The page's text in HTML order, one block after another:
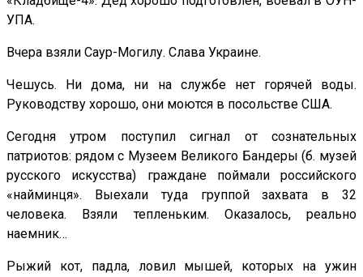
УПА.
Вчера взяли Саур-Могилу. Слава Украине.
Чешусь. Ни дома, ни на службе нет горячей воды.
Руководству хорошо, они моются в посольстве США.
Сегодня утром поступил сигнал от сознательных
патриотов: рядом с Музеем Великого Бандеры (б. музей
русского искусства) граждане поймали российского
«найминця». Выехали туда группой захвата в 32
человека. Взяли тепленьким. Оказалось, реально
наемник…
Рыжий кот, падла, ловил мышей, которых на ужин